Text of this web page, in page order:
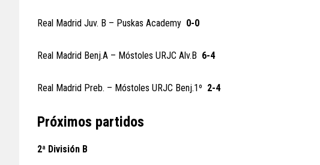
Real Madrid Juv. B – Puskas Academy 0-0
Real Madrid Benj.A – Móstoles URJC Alv.B 6-4
Real Madrid Preb. – Móstoles URJC Benj.1º 2-4
Próximos partidos
2ª División B